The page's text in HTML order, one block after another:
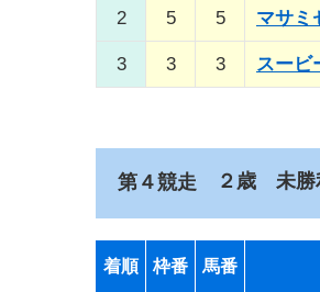
2 5 5 マサミ
3 3 3 スービ
第４競走 ２歳 未勝
着順 枠番 馬番